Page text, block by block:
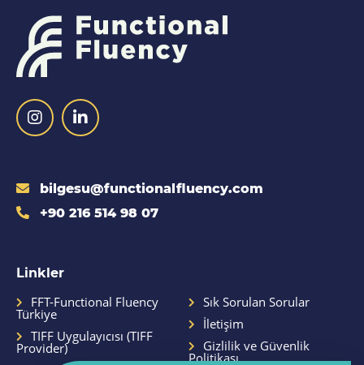
bilgesu@functionalfluency.com
+90 216 514 98 07
Linkler
FFT-Functional Fluency
Türkiye
TIFF Uygulayıcısı (TIFF
Provider)
Sık Sorulan Sorular
İletişim
Gizlilik ve Güvenlik
Politikası